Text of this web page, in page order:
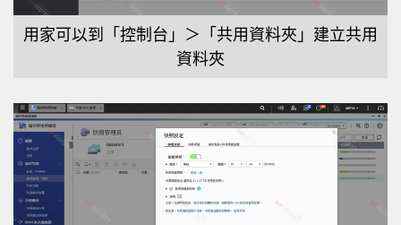
用家可以到「控制台」＞「共用資料夾」建立共用
資料夾